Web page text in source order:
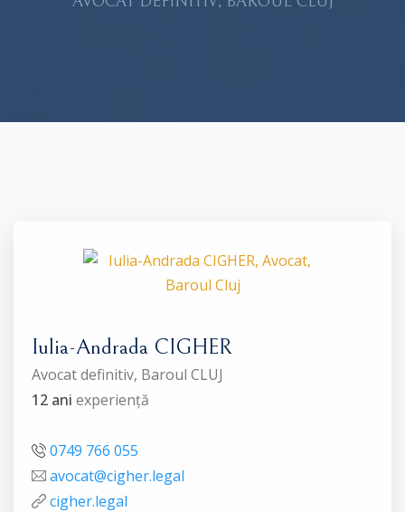
Iulia-Andrada CIGHER
Avocat definitiv, Baroul CLUJ
12 ani experiență
0749 766 055
avocat@cigher.legal
cigher.legal